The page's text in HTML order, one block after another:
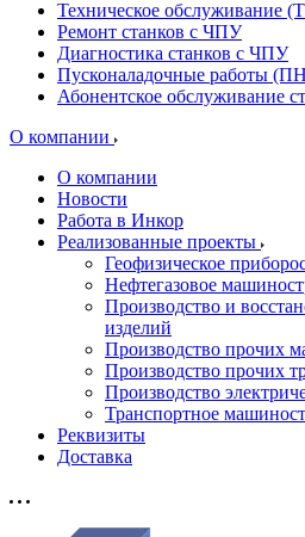
Техническое обслуживание
Ремонт станков с ЧПУ
Диагностика станков с ЧПУ
Пусконаладочные работы
Абонентское обслуживание
О компании
О компании
Новости
Работа в Инкор
Реализованные проекты
Геофизическое
Нефтегазовое
Производство и
изделий
Производство прочих
Производство прочих
Производство
Транспортное
Реквизиты
Доставка